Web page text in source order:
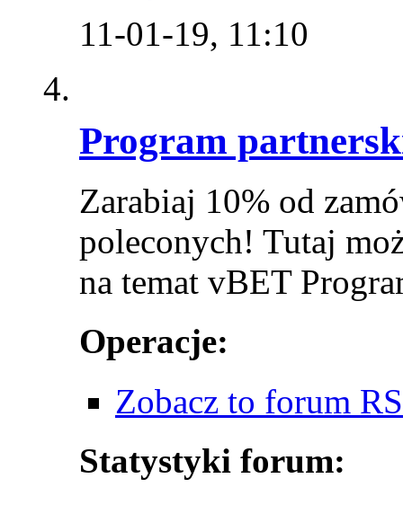
11-01-19, 11:10
Program
Zarabiaj 10% od
poleconych! Tutaj
na temat vBET
Operacje:
Zobacz to forum
Statystyki forum: